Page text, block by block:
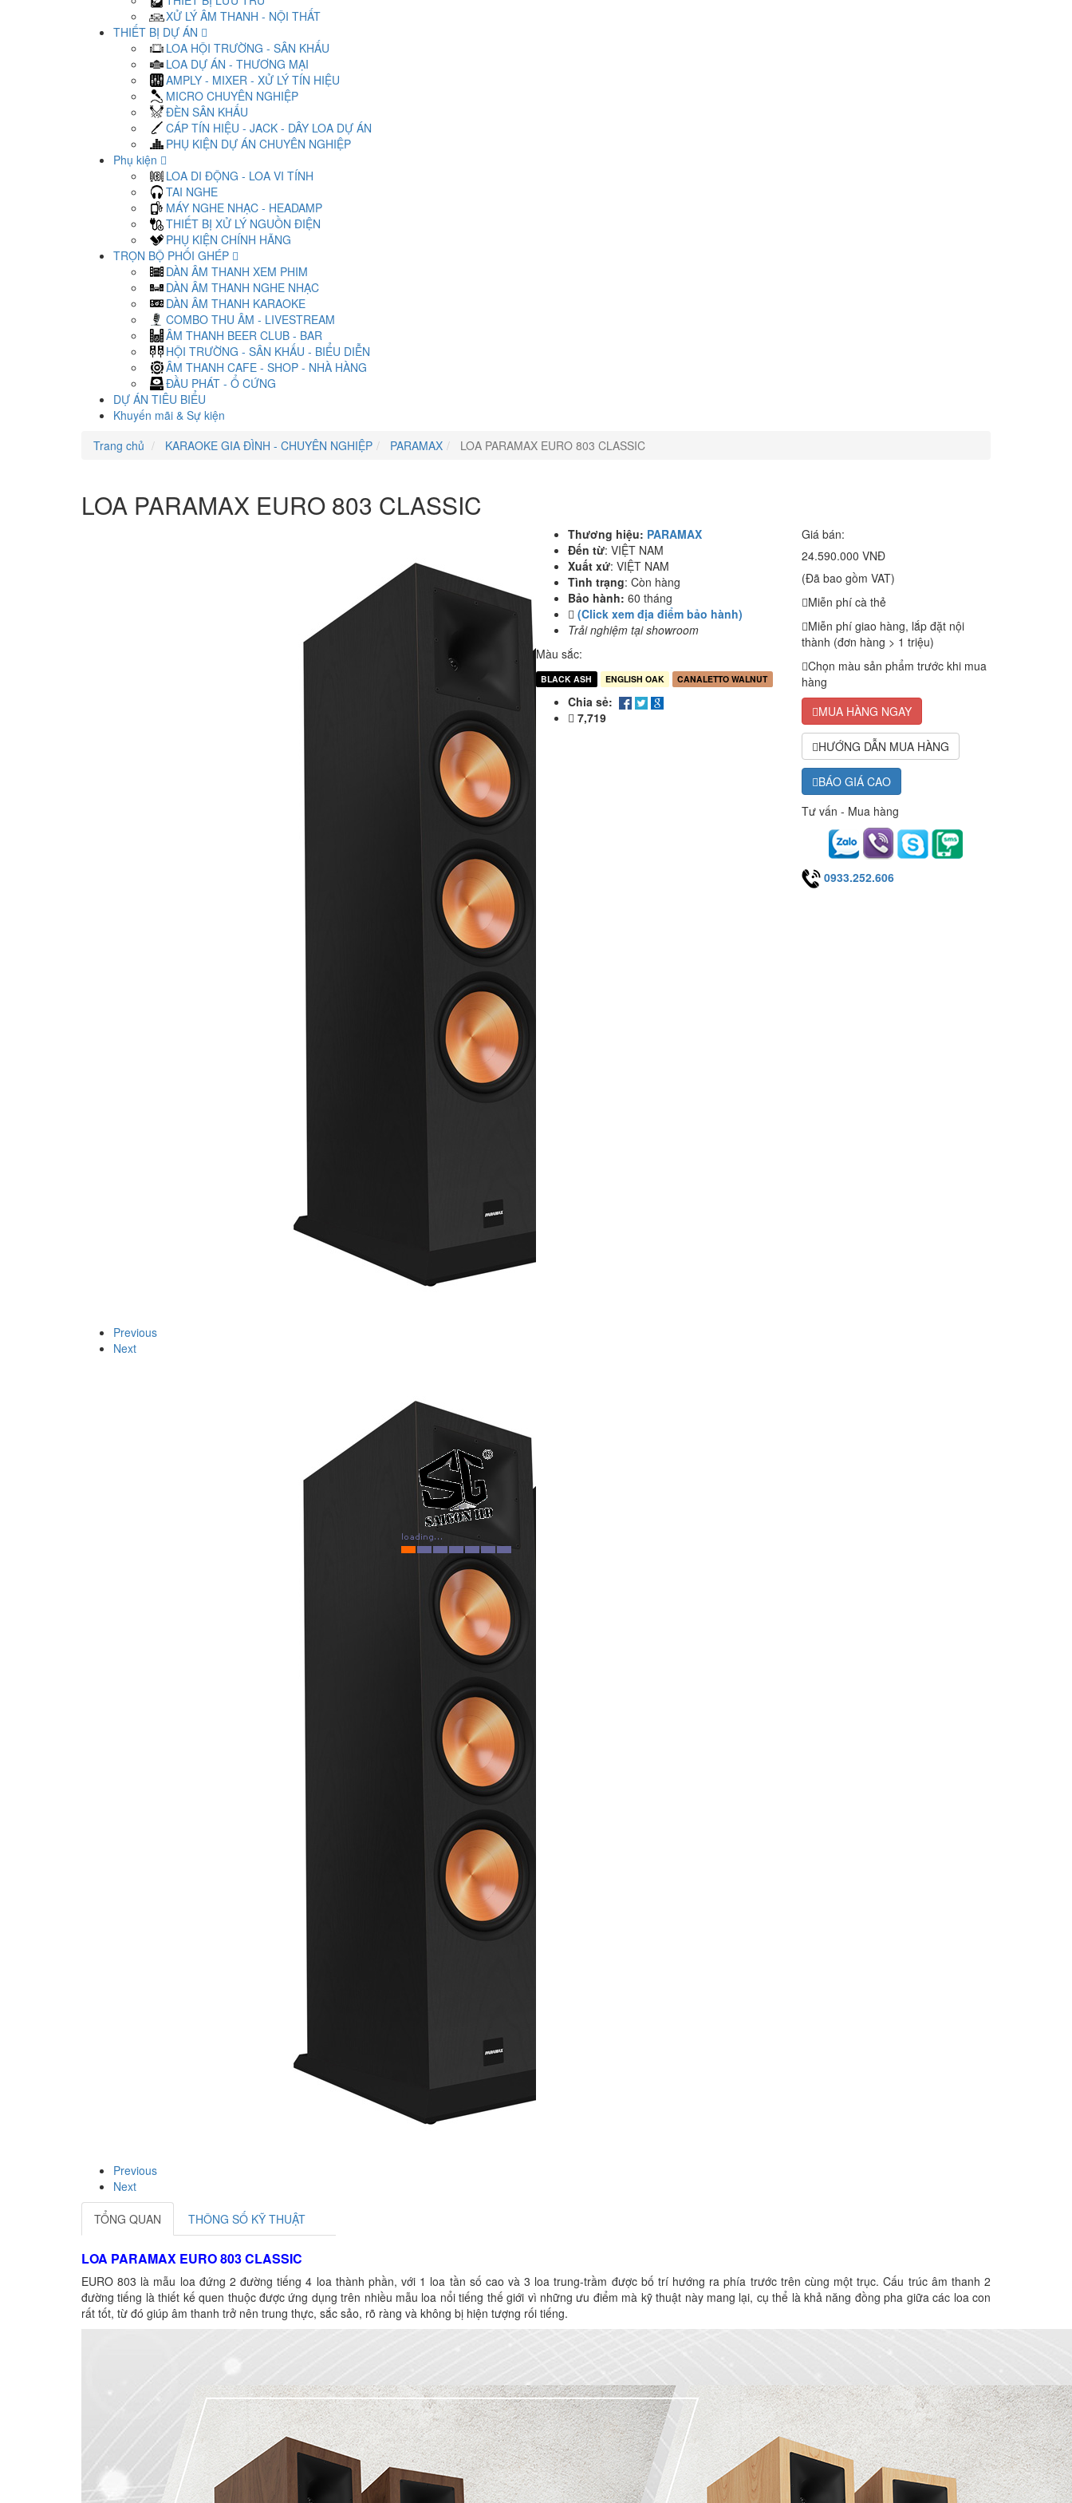
XỬ LÝ ÂM THANH - NỘI THẤT
THIẾT BỊ DỰ ÁN
LOA HỘI TRƯỜNG - SÂN KHẤU
LOA DỰ ÁN - THƯƠNG MẠI
AMPLY - MIXER - XỬ LÝ TÍN HIỆU
MICRO CHUYÊN NGHIỆP
ĐÈN SÂN KHẤU
CÁP TÍN HIỆU - JACK - DÂY LOA DỰ ÁN
PHỤ KIỆN DỰ ÁN CHUYÊN NGHIỆP
Phụ kiện
LOA DI ĐỘNG - LOA VI TÍNH
TAI NGHE
MÁY NGHE NHẠC - HEADAMP
THIẾT BỊ XỬ LÝ NGUỒN ĐIỆN
PHỤ KIỆN CHÍNH HÃNG
TRỌN BỘ PHỐI GHÉP
DÀN ÂM THANH XEM PHIM
DÀN ÂM THANH NGHE NHẠC
DÀN ÂM THANH KARAOKE
COMBO THU ÂM - LIVESTREAM
ÂM THANH BEER CLUB - BAR
HỘI TRƯỜNG - SÂN KHẤU - BIỂU DIỄN
ÂM THANH CAFE - SHOP - NHÀ HÀNG
ĐẦU PHÁT - Ổ CỨNG
DỰ ÁN TIÊU BIỂU
Khuyến mãi & Sự kiện
Trang chủ
KARAOKE GIA ĐÌNH - CHUYÊN NGHIỆP PARAMAX LOA PARAMAX EURO 803 CLASSIC
LOA PARAMAX EURO 803 CLASSIC
Previous
Next
Previous
Next
Thương hiệu: PARAMAX
Đến từ: VIỆT NAM
Xuất xứ: VIỆT NAM
Tình trạng: Còn hàng
Bảo hành: 60 tháng
(Click xem địa điểm bảo hành)
Trải nghiệm tại showroom
Màu sắc:
BLACK ASH ENGLISH OAK CANALETTO WALNUT
Chia sẻ:
7,719
Giá bán:
24.590.000 VNĐ
(Đã bao gồm VAT)
Miễn phí cà thẻ
Miễn phí giao hàng, lắp đặt nội
thành (đơn hàng > 1 triệu)
Chọn màu sản phẩm trước khi mua
hàng
MUA HÀNG NGAY
HƯỚNG DẪN MUA HÀNG
BÁO GIÁ CAO
Tư vấn - Mua hàng
0933.252.606
TỔNG QUAN THÔNG SỐ KỸ THUẬT
LOA PARAMAX EURO 803 CLASSIC
EURO 803 là mẫu loa đứng 2 đường tiếng 4 loa thành phần, với 1 loa tần số cao và 3 loa trung-trầm được bố trí hướng ra phía trước trên cùng một trục. Cấu trúc âm thanh 2
đường tiếng là thiết kế quen thuộc được ứng dụng trên nhiều mẫu loa nổi tiếng thế giới vì những ưu điểm mà kỹ thuật này mang lại, cụ thể là khả năng đồng pha giữa các loa con
rất tốt, từ đó giúp âm thanh trở nên trung thực, sắc sảo, rõ ràng và không bị hiện tượng rối tiếng.